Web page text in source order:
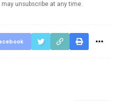
may unsubscribe at any time.